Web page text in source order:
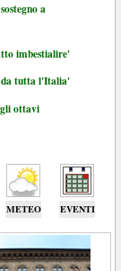
a
imbestialire'
da tutta l'Italia'
ottavi
METEO EVENTI